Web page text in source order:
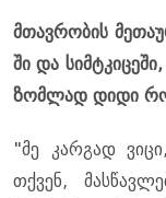
მთავ­რო­ბის
ში და
ზომ­ლად დიდი
"მე კარ­გად
თქვენ,